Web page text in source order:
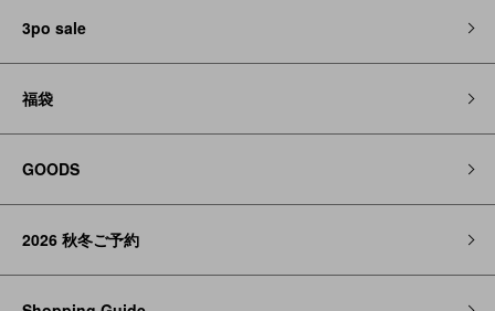
3po sale
福袋
GOODS
2026 秋冬ご予約